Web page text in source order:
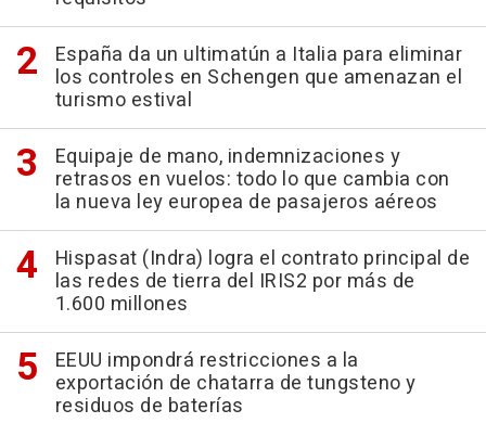
España da un ultimatún a Italia para eliminar
los controles en Schengen que amenazan el
turismo estival
Equipaje de mano, indemnizaciones y
retrasos en vuelos: todo lo que cambia con
la nueva ley europea de pasajeros aéreos
Hispasat (Indra) logra el contrato principal de
las redes de tierra del IRIS2 por más de
1.600 millones
EEUU impondrá restricciones a la
exportación de chatarra de tungsteno y
residuos de baterías